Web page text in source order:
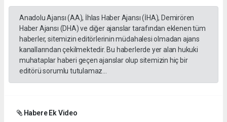
Anadolu Ajansı (AA), İhlas Haber Ajansı (İHA), Demirören
Haber Ajansı (DHA) ve diğer ajanslar tarafından eklenen tüm
haberler, sitemizin editörlerinin müdahalesi olmadan ajans
kanallarından çekilmektedir. Bu haberlerde yer alan hukuki
muhataplar haberi geçen ajanslar olup sitemizin hiç bir
editörü sorumlu tutulamaz...
Habere Ek Video